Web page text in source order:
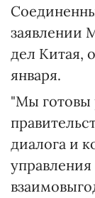
заявлении
дел Китая,
января.
"Мы готовы
диалога и